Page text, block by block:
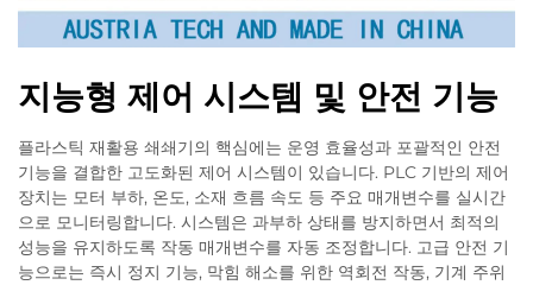
지능형 제어 시스템 및 안전 기능
플라스틱 재활용 쇄쇄기의 핵심에는 운영 효율성과 포괄적인 안전
기능을 결합한 고도화된 제어 시스템이 있습니다. PLC 기반의 제어
장치는 모터 부하, 온도, 소재 흐름 속도 등 주요 매개변수를 실시간
으로 모니터링합니다. 시스템은 과부하 상태를 방지하면서 최적의
성능을 유지하도록 작동 매개변수를 자동 조정합니다. 고급 안전 기
능으로는 즉시 정지 기능, 막힘 해소를 위한 역회전 작동, 기계 주위